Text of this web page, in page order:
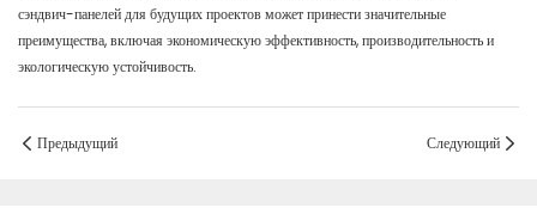
сэндвич-панелей для будущих проектов может принести значительные
преимущества, включая экономическую эффективность, производительность и
экологическую устойчивость.
Предыдущий Следующий